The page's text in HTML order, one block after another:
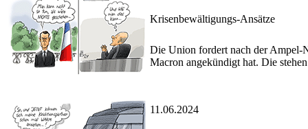
Krisenbewältigungs-Ansätze
Die Union fordert nach der Ampel-
Macron angekündigt hat. Die
11.06.2024